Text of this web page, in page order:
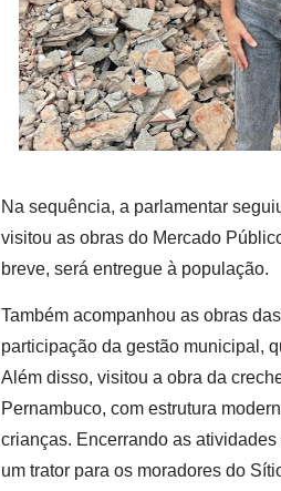
Na sequência, a parlamentar
visitou as obras do Mercado
breve, será entregue à população.
Também acompanhou as obras
participação da gestão municipal,
Além disso, visitou a obra da
Pernambuco, com estrutura
crianças. Encerrando as
um trator para os moradores do